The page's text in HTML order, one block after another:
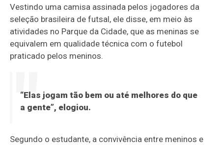
Vestindo uma camisa assinada pelos jogadores da
seleção brasileira de futsal, ele disse, em meio às
atividades no Parque da Cidade, que as meninas se
equivalem em qualidade técnica com o futebol
praticado pelos meninos.
“Elas jogam tão bem ou até melhores do que
a gente”, elogiou.
Segundo o estudante, a convivência entre meninos e